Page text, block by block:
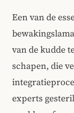
Een van de
van de kudde
schapen, die
experts